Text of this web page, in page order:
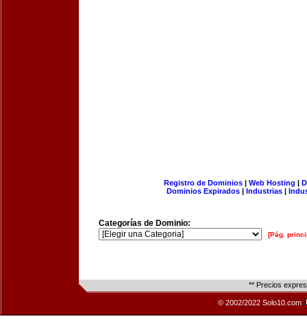
Registro de Dominios| Web Hosting |
Dominios Expirados | Industrias |
Categorías de Dominio:
[Pág.
** Precios
© 2002/2022 Solo10.com